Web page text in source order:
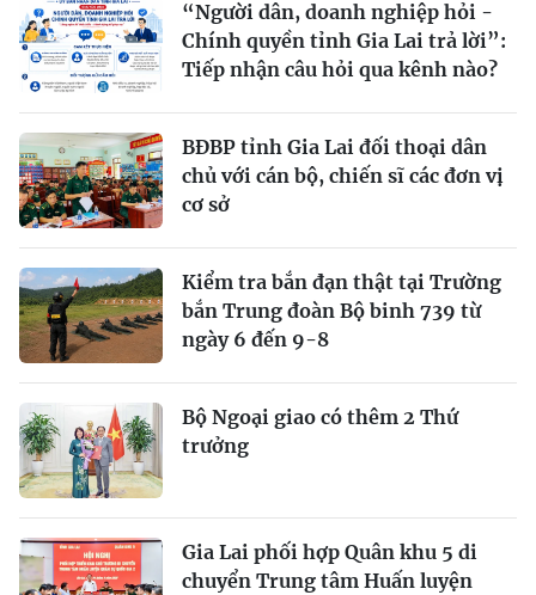
“Người dân, doanh nghiệp hỏi -
Chính quyền tỉnh Gia Lai trả lời”:
Tiếp nhận câu hỏi qua kênh nào?
BĐBP tỉnh Gia Lai đối thoại dân
chủ với cán bộ, chiến sĩ các đơn vị
cơ sở
Kiểm tra bắn đạn thật tại Trường
bắn Trung đoàn Bộ binh 739 từ
ngày 6 đến 9-8
Bộ Ngoại giao có thêm 2 Thứ
trưởng
Gia Lai phối hợp Quân khu 5 di
chuyển Trung tâm Huấn luyện